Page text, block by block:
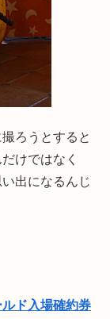
ろうとすると
けではなく
出になるんじ
ド入場確約券